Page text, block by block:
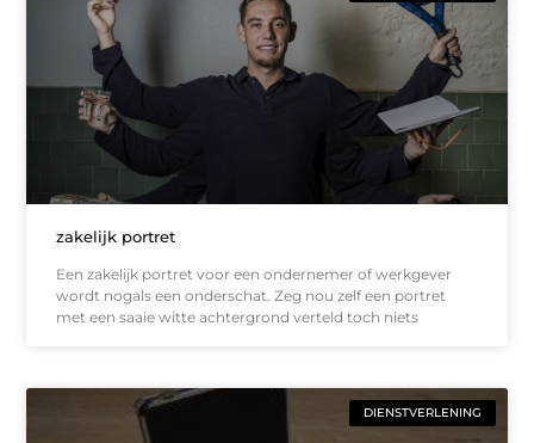
zakelijk portret
Een zakelijk portret voor een ondernemer of werkgever
wordt nogals een onderschat. Zeg nou zelf een portret
met een saaie witte achtergrond verteld toch niets
DIENSTVERLENING